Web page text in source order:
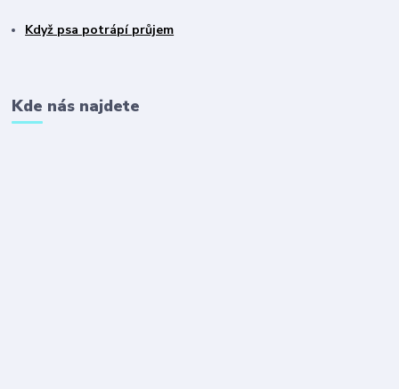
Když psa potrápí průjem
Kde nás najdete